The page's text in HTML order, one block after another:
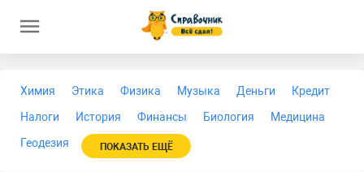
Химия Этика Физика Музыка Деньги
Кредит
Налоги
История Финансы Биология
Медицина
Геодезия
ПОКАЗАТЬ ЕЩЁ